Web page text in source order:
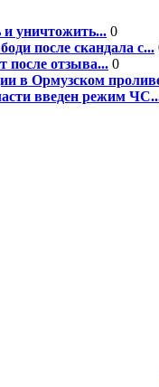
уничтожить... 0
после скандала с...
после отзыва... 0
в Ормузском
введен режим